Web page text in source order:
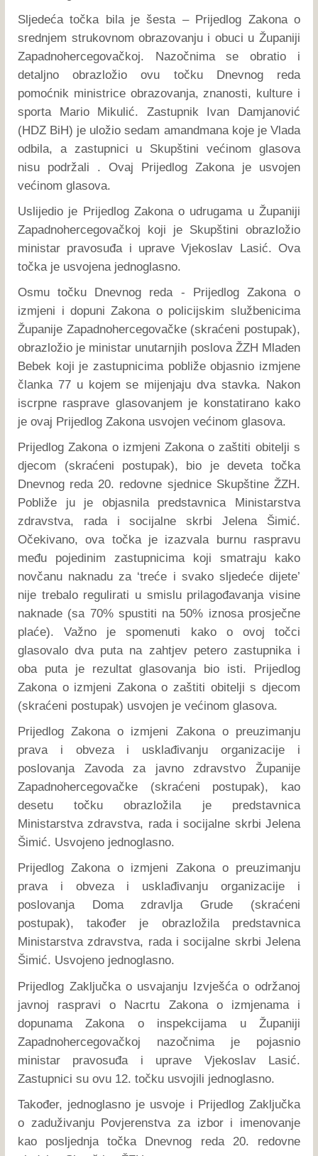
Sljedeća točka bila je šesta – Prijedlog Zakona o
srednjem strukovnom obrazovanju i obuci u Županiji
Zapadnohercegovačkoj. Nazočnima se obratio i
detaljno obrazložio ovu točku Dnevnog reda
pomoćnik ministrice obrazovanja, znanosti, kulture i
sporta Mario Mikulić. Zastupnik Ivan Damjanović
(HDZ BiH) je uložio sedam amandmana koje je Vlada
odbila, a zastupnici u Skupštini većinom glasova
nisu podržali . Ovaj Prijedlog Zakona je usvojen
većinom glasova.
Uslijedio je Prijedlog Zakona o udrugama u Županiji
Zapadnohercegovačkoj koji je Skupštini obrazložio
ministar pravosuđa i uprave Vjekoslav Lasić. Ova
točka je usvojena jednoglasno.
Osmu točku Dnevnog reda - Prijedlog Zakona o
izmjeni i dopuni Zakona o policijskim službenicima
Županije Zapadnohercegovačke (skraćeni postupak),
obrazložio je ministar unutarnjih poslova ŽZH Mladen
Bebek koji je zastupnicima pobliže objasnio izmjene
članka 77 u kojem se mijenjaju dva stavka. Nakon
iscrpne rasprave glasovanjem je konstatirano kako
je ovaj Prijedlog Zakona usvojen većinom glasova.
Prijedlog Zakona o izmjeni Zakona o zaštiti obitelji s
djecom (skraćeni postupak), bio je deveta točka
Dnevnog reda 20. redovne sjednice Skupštine ŽZH.
Pobliže ju je objasnila predstavnica Ministarstva
zdravstva, rada i socijalne skrbi Jelena Šimić.
Očekivano, ova točka je izazvala burnu raspravu
među pojedinim zastupnicima koji smatraju kako
novčanu naknadu za ‘treće i svako sljedeće dijete’
nije trebalo regulirati u smislu prilagođavanja visine
naknade (sa 70% spustiti na 50% iznosa prosječne
plaće). Važno je spomenuti kako o ovoj točci
glasovalo dva puta na zahtjev petero zastupnika i
oba puta je rezultat glasovanja bio isti. Prijedlog
Zakona o izmjeni Zakona o zaštiti obitelji s djecom
(skraćeni postupak) usvojen je većinom glasova.
Prijedlog Zakona o izmjeni Zakona o preuzimanju
prava i obveza i usklađivanju organizacije i
poslovanja Zavoda za javno zdravstvo Županije
Zapadnohercegovačke (skraćeni postupak), kao
desetu točku obrazložila je predstavnica
Ministarstva zdravstva, rada i socijalne skrbi Jelena
Šimić. Usvojeno jednoglasno.
Prijedlog Zakona o izmjeni Zakona o preuzimanju
prava i obveza i usklađivanju organizacije i
poslovanja Doma zdravlja Grude (skraćeni
postupak), također je obrazložila predstavnica
Ministarstva zdravstva, rada i socijalne skrbi Jelena
Šimić. Usvojeno jednoglasno.
Prijedlog Zaključka o usvajanju Izvješća o održanoj
javnoj raspravi o Nacrtu Zakona o izmjenama i
dopunama Zakona o inspekcijama u Županiji
Zapadnohercegovačkoj nazočnima je pojasnio
ministar pravosuđa i uprave Vjekoslav Lasić.
Zastupnici su ovu 12. točku usvojili jednoglasno.
Također, jednoglasno je usvoje i Prijedlog Zaključka
o zaduživanju Povjerenstva za izbor i imenovanje
kao posljednja točka Dnevnog reda 20. redovne